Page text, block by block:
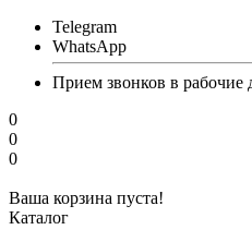
Telegram
WhatsApp
Прием звонков в рабочие
0
0
0
Ваша корзина пуста!
Каталог